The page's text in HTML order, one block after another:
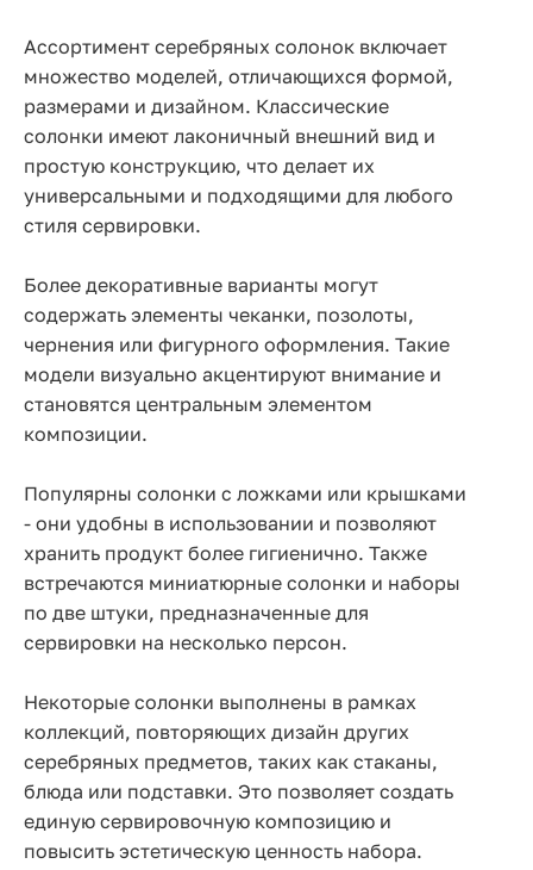
Ассортимент серебряных солонок включает
множество моделей, отличающихся формой,
размерами и дизайном. Классические
солонки имеют лаконичный внешний вид и
простую конструкцию, что делает их
универсальными и подходящими для любого
стиля сервировки.
Более декоративные варианты могут
содержать элементы чеканки, позолоты,
чернения или фигурного оформления. Такие
модели визуально акцентируют внимание и
становятся центральным элементом
композиции.
Популярны солонки с ложками или крышками
- они удобны в использовании и позволяют
хранить продукт более гигиенично. Также
встречаются миниатюрные солонки и наборы
по две штуки, предназначенные для
сервировки на несколько персон.
Некоторые солонки выполнены в рамках
коллекций, повторяющих дизайн других
серебряных предметов, таких как стаканы,
блюда или подставки. Это позволяет создать
единую сервировочную композицию и
повысить эстетическую ценность набора.